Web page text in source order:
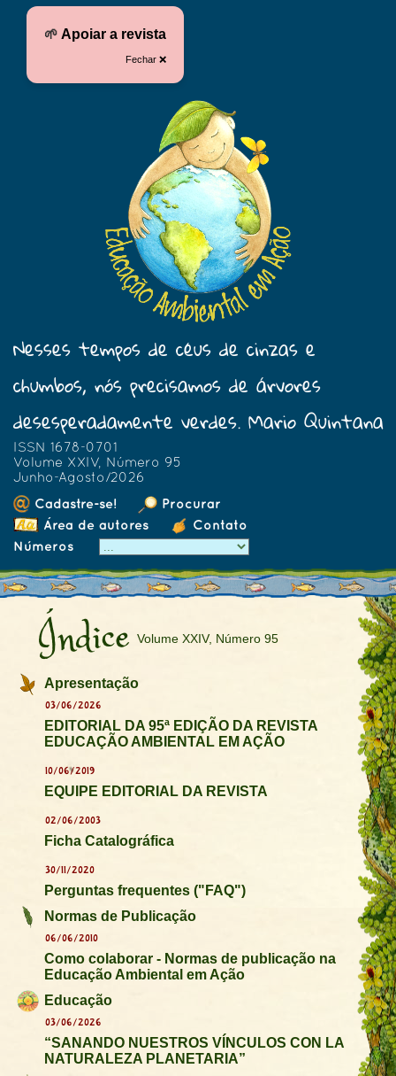
🌱 Apoiar a revista
Fechar ❌
Nesses tempos de céus de cinzas e
chumbos, nós precisamos de árvores
desesperadamente verdes. Mario Quintana
ISSN 1678-0701
Volume XXIV, Número 95
Junho-Agosto/2026
Cadastre-se!
Procurar
Área de autores
Contato
Números
Índice Volume XXIV, Número 95
Apresentação
03/06/2026
EDITORIAL DA 95ª EDIÇÃO DA REVISTA
EDUCAÇÃO AMBIENTAL EM AÇÃO
10/06/2019
EQUIPE EDITORIAL DA REVISTA
02/06/2003
Ficha Catalográfica
30/11/2020
Perguntas frequentes ("FAQ")
Normas de Publicação
06/06/2010
Como colaborar - Normas de publicação na
Educação Ambiental em Ação
Educação
03/06/2026
“SANANDO NUESTROS VÍNCULOS CON LA
NATURALEZA PLANETARIA”